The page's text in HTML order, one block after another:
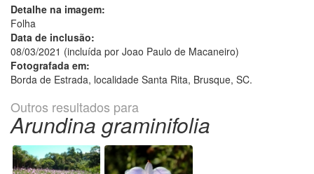
Detalhe na imagem:
Folha
Data de inclusão:
08/03/2021 (incluída por Joao Paulo de Macaneiro)
Fotografada em:
Borda de Estrada, localidade Santa Rita, Brusque, SC.
Outros resultados para
Arundina graminifolia